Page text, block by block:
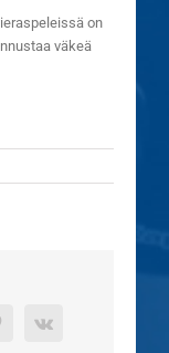
on
väkeä
Vk